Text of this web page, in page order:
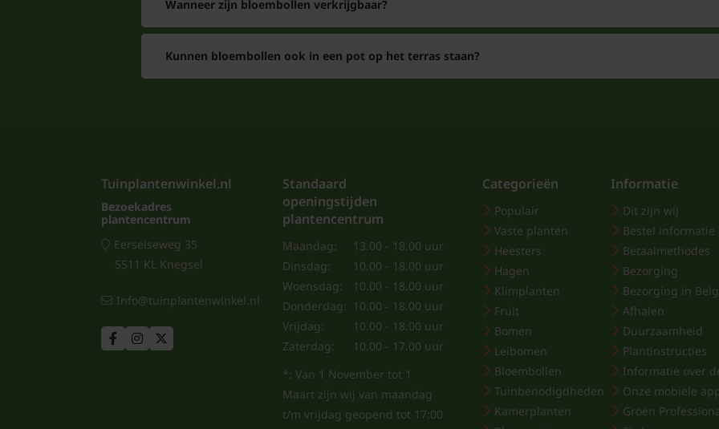
niet moeilijk. Het
van 11 12 centimeter.
cm in de grond op de
andere soort.
Wanneer zijn bloembollen verkrijgbaar?
Kunnen bloembollen ook in een pot op het terras staan?
Tuinplantenwinkel.nl
Bezoekadres
plantencentrum
Eerselseweg 35
5511 KL Knegsel
Info@tuinplantenwinkel.nl
Standaard
openingstijden
plantencentrum
Maandag:
13.00 - 18.00 uur
Dinsdag:
10.00 - 18.00 uur
Woensdag:
10.00 - 18.00 uur
Donderdag: 10.00 - 18.00 uur
Vrijdag:
10.00 - 18.00 uur
Zaterdag:
10.00 - 17.00 uur
*: Van 1 November tot 1
Maart zijn wij van maandag
t/m vrijdag geopend tot 17:00
Categorieën
Populair
Vaste planten
Heesters
Hagen
Klimplanten
Fruit
Bomen
Leibomen
Bloembollen
Tuinbenodigdheden
Kamerplanten
Informatie
Dit zijn wij
Bestel informatie
Betaalmethodes
Bezorging
Bezorging in
Afhalen
Duurzaamheid
Plantinstructies
Informatie over
Onze mobiele
Groen